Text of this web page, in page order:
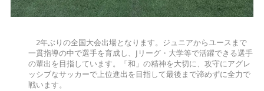
2年ぶりの全国大会出場となります。ジュニアからユースまで
一貫指導の中で選手を育成し、Jリーグ・大学等で活躍できる選手
の輩出を目指しています。「和」の精神を大切に、攻守にアグレ
ッシブなサッカーで上位進出を目指して最後まで諦めずに全力で
戦います。